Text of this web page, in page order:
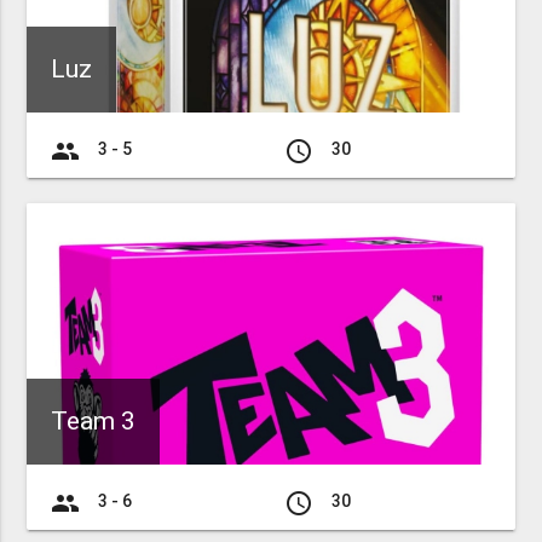
Luz
group 3 - 5 access_time 30
Team 3
group 3 - 6 access_time 30